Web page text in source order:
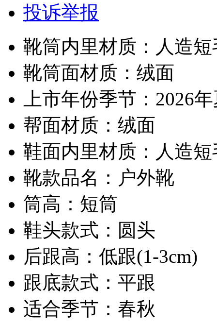
投诉举报
靴筒内里材质：人造短
靴筒面材质：绒面
上市年份季节：2026
帮面材质：绒面
鞋面内里材质：人造短
靴款品名：户外靴
筒高：短筒
鞋头款式：圆头
后跟高：低跟(1-3cm)
跟底款式：平跟
适合季节：春秋